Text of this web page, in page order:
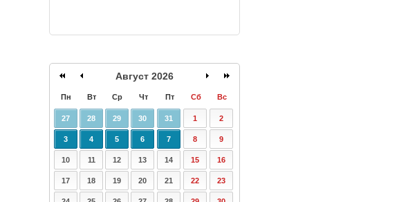
Август 2026
Пн Вт Ср Чт Пт Сб Вс
27 28 29 30 31 1 2
3 4 5 6 7 8 9
10 11 12 13 14 15 16
17 18 19 20 21 22 23